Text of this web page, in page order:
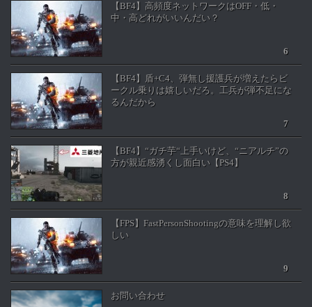
【BF4】高頻度ネットワークはOFF・低・
中・高どれがいいんだい？
【BF4】盾+C4、弾無し援護兵が増えたらビ
ークル乗りは嬉しいだろ。工兵が弾不足にな
るんだから
【BF4】“ガチ芋“上手いけど、“ニアルチ”の
方が親近感湧くし面白い【PS4】
【FPS】FastPersonShootingの意味を理解し欲
しい
お問い合わせ